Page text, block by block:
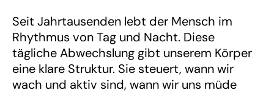
Seit Jahrtausenden lebt der Mensch im
Rhythmus von Tag und Nacht. Diese
tägliche Abwechslung gibt unserem Körper
eine klare Struktur. Sie steuert, wann wir
wach und aktiv sind, wann wir uns müde